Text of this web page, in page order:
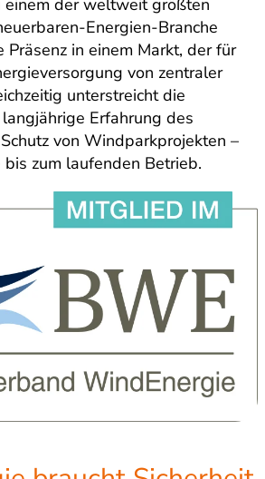
Energien-Branche
Präsenz in einem Markt, der für
von zentraler
unterstreicht die
Erfahrung des
von Windparkprojekten –
zum laufenden Betrieb.